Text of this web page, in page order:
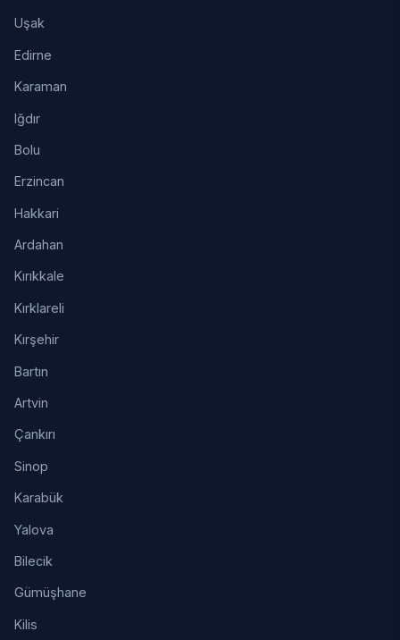
Uşak
Edirne
Karaman
Iğdır
Bolu
Erzincan
Hakkari
Ardahan
Kırıkkale
Kırklareli
Kırşehir
Bartın
Artvin
Çankırı
Sinop
Karabük
Yalova
Bilecik
Gümüşhane
Kilis